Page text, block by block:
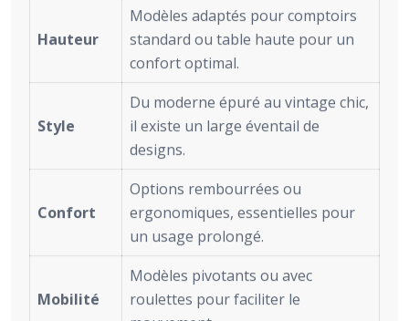
Hauteur
Modèles adaptés pour comptoirs
standard ou table haute pour un
confort optimal.
Style
Du moderne épuré au vintage chic,
il existe un large éventail de
designs.
Confort
Options rembourrées ou
ergonomiques, essentielles pour
un usage prolongé.
Mobilité
Modèles pivotants ou avec
roulettes pour faciliter le